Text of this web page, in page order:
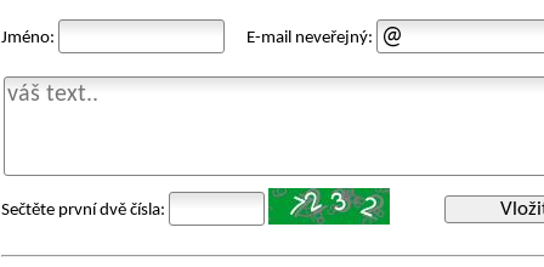
Jméno: E-mail neveřejný:
Sečtěte první dvě čísla: